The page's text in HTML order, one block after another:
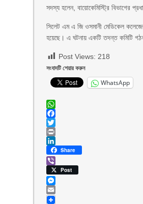
সদস্য হলেন, বায়োকেমিস্ট্রি বিভাগের
সিলেট এম এ জি ওসমানী মেডিকেল
হয়েছে। এ ঘটনায় একটি তদন্ত কমিটি
Post Views: 218
সংবাদটি শেয়ার করুন
WhatsApp
WhatsApp
Facebook
Twitter
Print
LinkedIn
Share
ViberPost
Messenger
Email